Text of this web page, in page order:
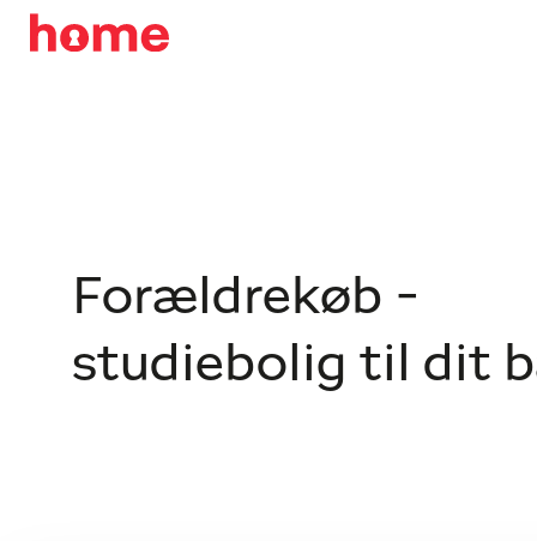
Forældrekøb -
studiebolig til dit